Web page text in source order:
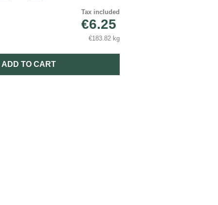
Tax included
€6.25
€183.82 kg
ADD TO CART